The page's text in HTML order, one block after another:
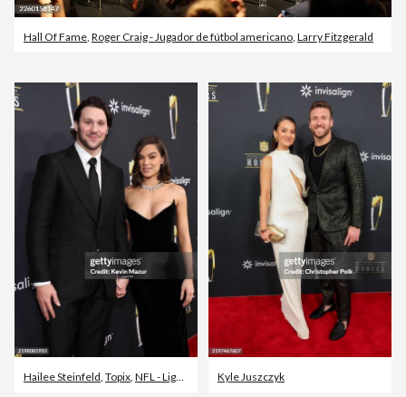
Hall Of Fame, Roger Craig - Jugador de fútbol americano, Larry Fitzgerald
Hailee Steinfeld, Topix, NFL - Liga de fútbol nacional americana Kyle Juszczyk